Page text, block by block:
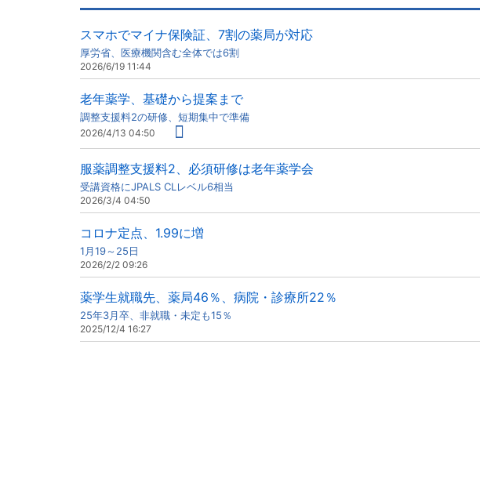
スマホでマイナ保険証、7割の薬局が対応
厚労省、医療機関含む全体では6割
2026/6/19 11:44
老年薬学、基礎から提案まで
調整支援料2の研修、短期集中で準備
2026/4/13 04:50
服薬調整支援料2、必須研修は老年薬学会
受講資格にJPALS CLレベル6相当
2026/3/4 04:50
コロナ定点、1.99に増
1月19～25日
2026/2/2 09:26
薬学生就職先、薬局46％、病院・診療所22％
25年3月卒、非就職・未定も15％
2025/12/4 16:27